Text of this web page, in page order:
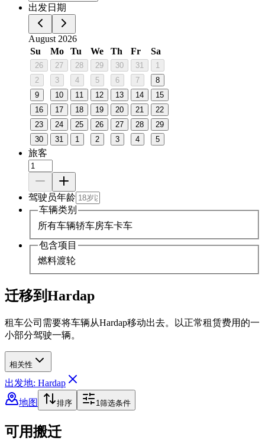
出发日期
August 2026
Su
Mo Tu We Th Fr Sa
26 27 28 29 30 31
1
2
3 4 5 6 7
8
9
10 11 12 13 14
15
16
17 18 19 20 21
22
23
24 25 26 27 28
29
30
31 1 2 3 4 5
旅客
驾驶员年龄
车辆类别
所有车辆轿车房车卡车
包含项目
燃料渡轮
迁移到Hardap
租车公司需要将车辆从Hardap移动出去。以正常租赁费用的一
小部分驾驶一辆。
相关性
出发地: Hardap
地图
排序 1筛选条件
可用搬迁